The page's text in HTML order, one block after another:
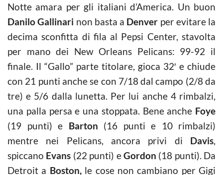
Notte amara per gli italiani d’America. Un buon
Danilo Gallinari non basta a Denver per evitare la
decima sconfitta di fila al Pepsi Center, stavolta
per mano dei New Orleans Pelicans: 99-92 il
finale. Il “Gallo” parte titolare, gioca 32′ e chiude
con 21 punti anche se con 7/18 dal campo (2/8 da
tre) e 5/6 dalla lunetta. Per lui anche 4 rimbalzi,
una palla persa e una stoppata. Bene anche Foye
(19 punti) e Barton (16 punti e 10 rimbalzi)
mentre nei Pelicans, ancora privi di Davis,
spiccano Evans (22 punti) eGordon (18 punti). Da
Detroit a Boston,le cose non cambiano per Gigi